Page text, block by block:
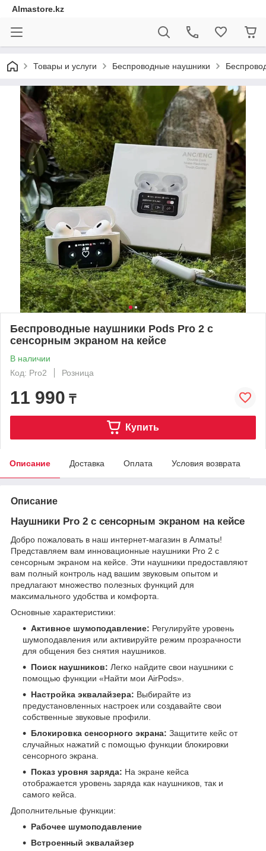
Almastore.kz
Товары и услуги Беспроводные наушники
Беспроводные наушники Pods Pro 2 с
сенсорным экраном на кейсе
В наличии
Код: Pro2
Розница
11 990 ₸
Купить
Описание Доставка Оплата Условия возврата
Описание
Наушники Pro 2 с сенсорным экраном на кейсе
Добро пожаловать в наш интернет-магазин в Алматы!
Представляем вам инновационные наушники Pro 2 с
сенсорным экраном на кейсе. Эти наушники предоставляют
вам полный контроль над вашим звуковым опытом и
предлагают множество полезных функций для
максимального удобства и комфорта.
Основные характеристики:
Активное шумоподавление: Регулируйте уровень
шумоподавления или активируйте режим прозрачности
для общения без снятия наушников.
Поиск наушников: Легко найдите свои наушники с
помощью функции «Найти мои AirPods».
Настройка эквалайзера: Выбирайте из
предустановленных настроек или создавайте свои
собственные звуковые профили.
Блокировка сенсорного экрана: Защитите кейс от
случайных нажатий с помощью функции блокировки
сенсорного экрана.
Показ уровня заряда: На экране кейса
отображается уровень заряда как наушников, так и
самого кейса.
Дополнительные функции:
Рабочее шумоподавление
Встроенный эквалайзер